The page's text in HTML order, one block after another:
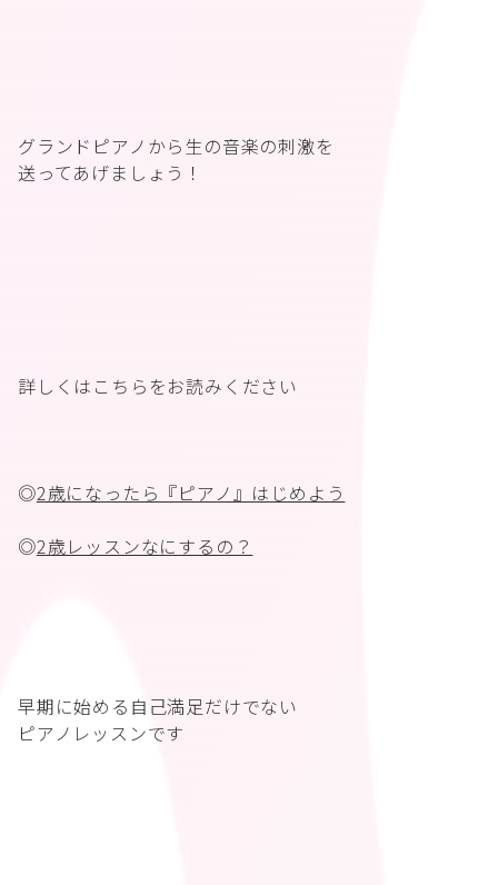
グランドピアノから生の音楽の刺激を
送ってあげましょう！
詳しくはこちらをお読みください
◎2歳になったら『ピアノ』はじめよう
◎2歳レッスンなにするの？
早期に始める自己満足だけでない
ピアノレッスンです